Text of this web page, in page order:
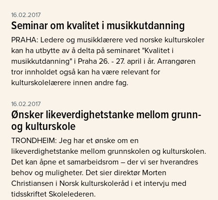
16.02.2017
Seminar om kvalitet i musikkutdanning
PRAHA: Ledere og musikklærere ved norske kulturskoler
kan ha utbytte av å delta på seminaret "Kvalitet i
musikkutdanning" i Praha 26. - 27. april i år. Arrangøren
tror innholdet også kan ha være relevant for
kulturskolelærere innen andre fag.
16.02.2017
Ønsker likeverdighetstanke mellom grunn-
og kulturskole
TRONDHEIM: Jeg har et ønske om en
likeverdighetstanke mellom grunnskolen og kulturskolen.
Det kan åpne et samarbeidsrom – der vi ser hverandres
behov og muligheter. Det sier direktør Morten
Christiansen i Norsk kulturskoleråd i et intervju med
tidsskriftet Skolelederen.